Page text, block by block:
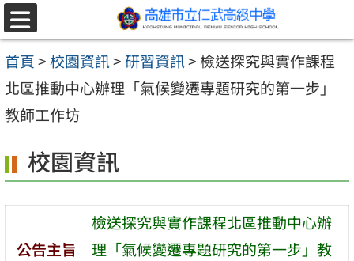
跳至主要內容區
選
單
首頁>校園資訊>研習資訊> 檢送探究與實作課程
北區推動中心辦理「氣候變遷專題研究的第一步」
教師工作坊
校園資訊
公告主旨
檢送探究與實作課程北區推動中心辦
理「氣候變遷專題研究的第一步」教